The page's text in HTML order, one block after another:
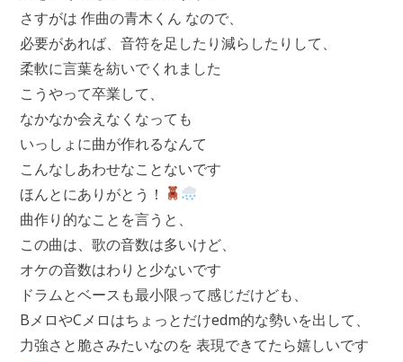
さすがは 作曲の青木くん なので、
必要があれば、音符を足したり減らしたりして、
柔軟に言葉を紡いでくれました
こうやって卒業して、
なかなか会えなくなっても
いっしょに曲が作れるなんて
こんなしあわせなことないです
ほんとにありがとう！
曲作り的なことを言うと、
この曲は、歌の音数は多いけど、
オケの音数はわりと少ないです
ドラムとベースも最小限って感じだけども、
BメロやCメロはちょっとだけedm的な勢いを出して、
力強さと脆さみたいなのを 表現できてたら嬉しいです